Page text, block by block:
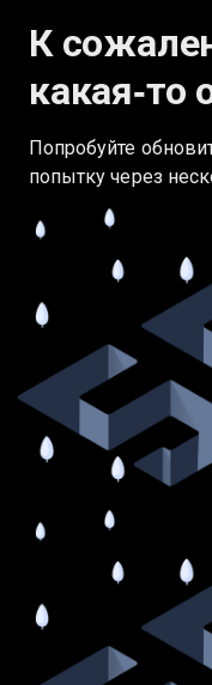
К
какая‑то
Попробуйте
попытку через